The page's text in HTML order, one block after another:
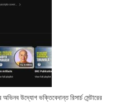
উদ্যোগ ভক্তিবেদান্ত রিসার্চ সেন্টারের